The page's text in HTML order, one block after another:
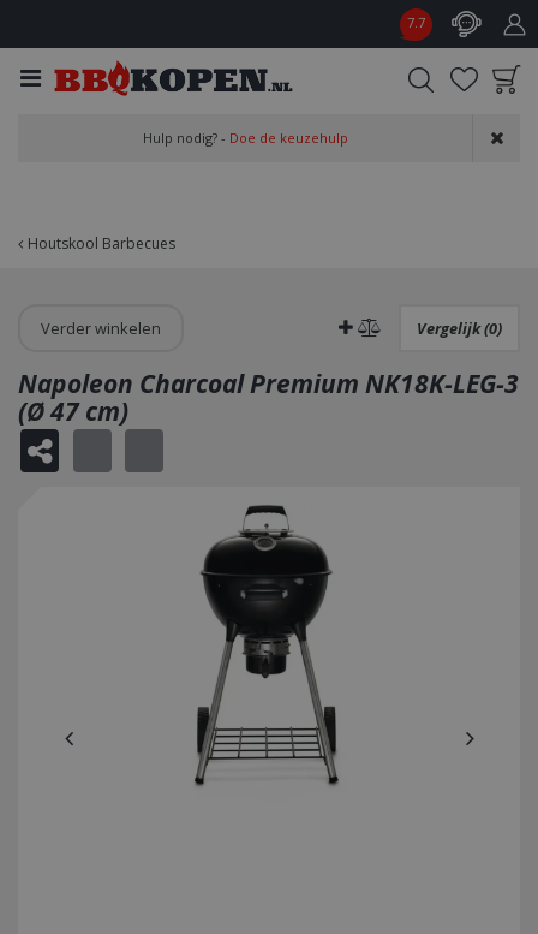
Houtskool Barbecues
7.7
aan wensenlijst
Hulp nodig? - Doe de keuzehulp
Verder winkelen Vergelijk (0)
Napoleon Charcoal Premium NK18K-LEG-3
(Ø 47 cm)